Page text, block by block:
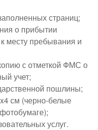
страниц;
о прибытии
месту пребывания и
с отметкой ФМС о
учет;
пошлины;
см (черно-белые
услуг.